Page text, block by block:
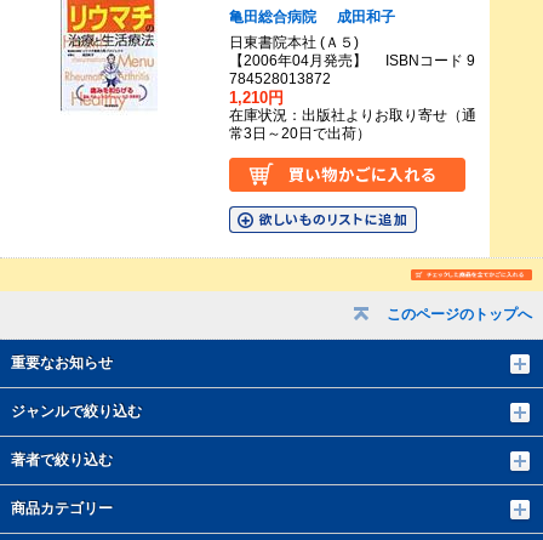
このページのトップへ
重要なお知らせ
ジャンルで絞り込む
著者で絞り込む
商品カテゴリー
亀田総合病院
成田和子
日東書院本社 (Ａ５)
【2006年04月発売】 ISBNコード 9
784528013872
1,210円
在庫状況：出版社よりお取り寄せ（通
常3日～20日で出荷）